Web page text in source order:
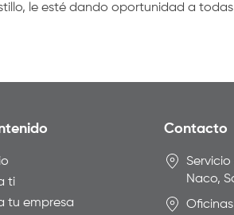
le esté dando oportunidad a
ti
tu empresa
Contacto
Naco,